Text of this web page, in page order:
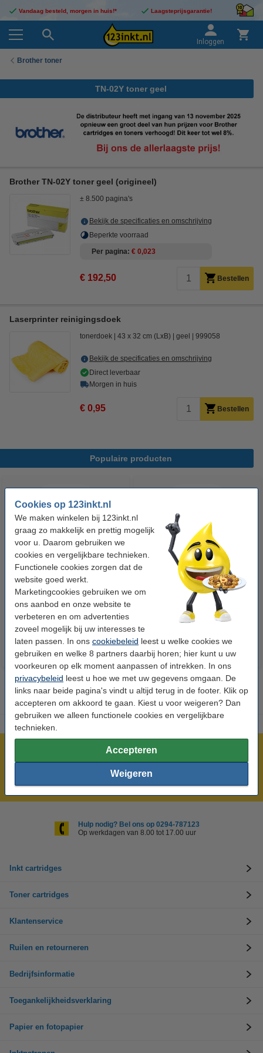
Cookies op 123inkt.nl
We maken winkelen bij 123inkt.nl
graag zo makkelijk en prettig mogelijk
voor u. Daarom gebruiken we
cookies en vergelijkbare technieken.
Functionele cookies zorgen dat de
website goed werkt.
Marketingcookies gebruiken we om
ons aanbod en onze website te
verbeteren en om advertenties
zoveel mogelijk bij uw interesses te
laten passen. In ons cookiebeleid leest u welke cookies we
gebruiken en welke 8 partners daarbij horen; hier kunt u uw
voorkeuren op elk moment aanpassen of intrekken. In ons
privacybeleid leest u hoe we met uw gegevens omgaan. De
links naar beide pagina's vindt u altijd terug in de footer. Klik op
accepteren om akkoord te gaan. Kiest u voor weigeren? Dan
gebruiken we alleen functionele cookies en vergelijkbare
technieken.
Accepteren
Weigeren
Vandaag besteld, morgen in huis!* Laagsteprijsgarantie!
Inloggen
Brother toner
TN-02Y toner geel
Brother TN-02Y toner geel (origineel)
± 8.500 pagina's
Bekijk de specificaties en omschrijving
Beperkte voorraad
Per pagina € 0,023
€ 192,50 Bestellen
Laserprinter reinigingsdoek
tonerdoek 43 x 32 cm (LxB) geel 999058
Bekijk de specificaties en omschrijving
Direct leverbaar
Morgen in huis
€ 0,95 Bestellen
Populaire producten
123accu Xtreme Power MN1500
Penlite AA batterij 24 stuks
123inkt kopieerpapier 1 pak van
500 vel A4 - 80 grams FSC® Mix
Credit
€ 7,25 Incl. 21% btw
Meer dan 5 miljoen klanten!
Laagsteprijsgarantie!
Hulp nodig? Bel ons op 0294-787123
Op werkdagen van 8.00 tot 17.00 uur
Inkt cartridges
Toner cartridges
Klantenservice
Ruilen en retourneren
Bedrijfsinformatie
Toegankelijkheidsverklaring
Papier en fotopapier